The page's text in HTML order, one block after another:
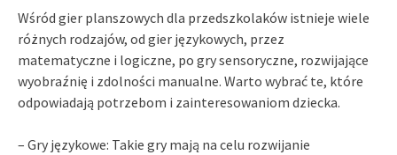
Wśród gier planszowych dla przedszkolaków istnieje wiele
różnych rodzajów, od gier językowych, przez
matematyczne i logiczne, po gry sensoryczne, rozwijające
wyobraźnię i zdolności manualne. Warto wybrać te, które
odpowiadają potrzebom i zainteresowaniom dziecka.
– Gry językowe: Takie gry mają na celu rozwijanie